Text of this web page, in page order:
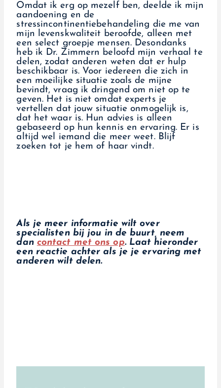
Omdat ik erg op mezelf ben, deelde ik mijn
aandoening en de
stressincontinentiebehandeling die me van
mijn levenskwaliteit beroofde, alleen met
een select groepje mensen. Desondanks
heb ik Dr. Zimmern beloofd mijn verhaal te
delen, zodat anderen weten dat er hulp
beschikbaar is. Voor iedereen die zich in
een moeilijke situatie zoals de mijne
bevindt, vraag ik dringend om niet op te
geven. Het is niet omdat experts je
vertellen dat jouw situatie onmogelijk is,
dat het waar is. Hun advies is alleen
gebaseerd op hun kennis en ervaring. Er is
altijd wel iemand die meer weet. Blijf
zoeken tot je hem of haar vindt.
Als je meer informatie wilt over
specialisten bij jou in de buurt, neem
dan contact met ons op. Laat hieronder
een reactie achter als je je ervaring met
anderen wilt delen.